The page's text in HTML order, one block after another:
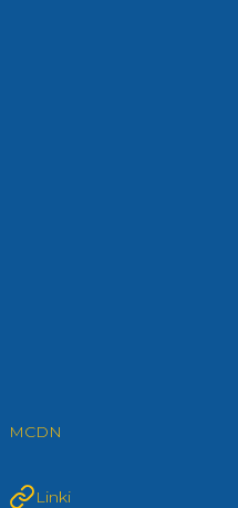
MCDN
Linki